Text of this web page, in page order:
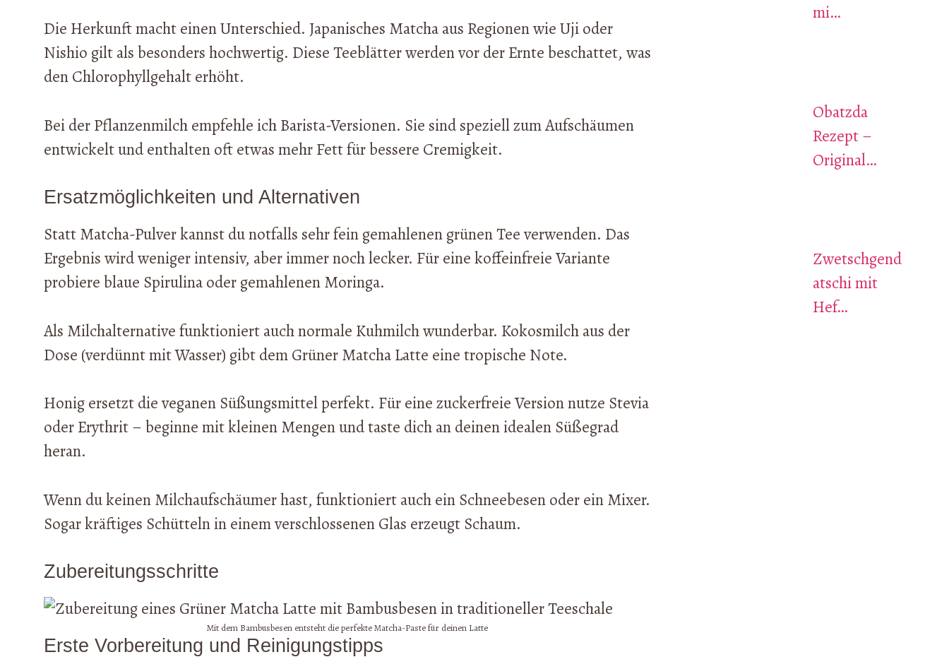
Die Herkunft macht einen Unterschied. Japanisches Matcha aus Regionen wie Uji oder
Nishio gilt als besonders hochwertig. Diese Teeblätter werden vor der Ernte beschattet, was
den Chlorophyllgehalt erhöht.
Bei der Pflanzenmilch empfehle ich Barista-Versionen. Sie sind speziell zum Aufschäumen
entwickelt und enthalten oft etwas mehr Fett für bessere Cremigkeit.
Ersatzmöglichkeiten und Alternativen
Statt Matcha-Pulver kannst du notfalls sehr fein gemahlenen grünen Tee verwenden. Das
Ergebnis wird weniger intensiv, aber immer noch lecker. Für eine koffeinfreie Variante
probiere blaue Spirulina oder gemahlenen Moringa.
Als Milchalternative funktioniert auch normale Kuhmilch wunderbar. Kokosmilch aus der
Dose (verdünnt mit Wasser) gibt dem Grüner Matcha Latte eine tropische Note.
Honig ersetzt die veganen Süßungsmittel perfekt. Für eine zuckerfreie Version nutze Stevia
oder Erythrit – beginne mit kleinen Mengen und taste dich an deinen idealen Süßegrad
heran.
Wenn du keinen Milchaufschäumer hast, funktioniert auch ein Schneebesen oder ein Mixer.
Sogar kräftiges Schütteln in einem verschlossenen Glas erzeugt Schaum.
Zubereitungsschritte
Mit dem Bambusbesen entsteht die perfekte Matcha-Paste für deinen Latte
Erste Vorbereitung und Reinigungstipps
mi…
Obatzda
Rezept –
Original…
Zwetschgend
atschi mit
Hef…